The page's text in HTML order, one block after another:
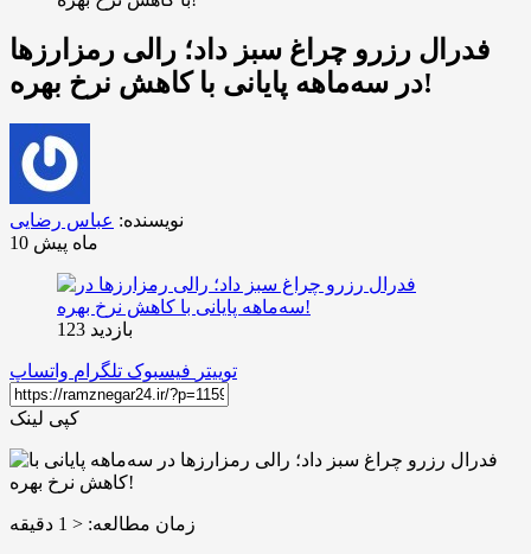
فدرال رزرو چراغ سبز داد؛ رالی رمزارزها
در سه‌ماهه پایانی با کاهش نرخ بهره!
نویسنده: عباس رضایی
10 ماه پیش
بازدید 123
توییتر فیسبوک تلگرام واتساپ
کپی لینک
زمان مطالعه: < 1 دقیقه